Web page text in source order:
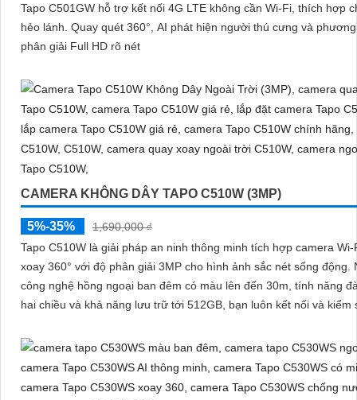
Tapo C501GW hỗ trợ kết nối 4G LTE không cần Wi-Fi, thích hợp
hẻo lánh. Quay quét 360°, AI phát hiện người thú cưng và phương tiện độ
phân giải Full HD rõ nét
CAMERA KHÔNG DÂY TAPO C510W (3MP)
5%-35%
1,690,000 ₫
Tapo C510W là giải pháp an ninh thông minh tích hợp camera Wi-
xoay 360° với độ phân giải 3MP cho hình ảnh sắc nét sống động. Nhờ
công nghệ hồng ngoại ban đêm có màu lên đến 30m, tính năng
hai chiều và khả năng lưu trữ tới 512GB, bạn luôn kết nối và kiểm
hệ thống cảnh báo thông minh